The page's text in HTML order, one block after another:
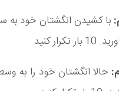
با کشیدن انگشتان خود به
کنید.
حالا انگشتان خود را به